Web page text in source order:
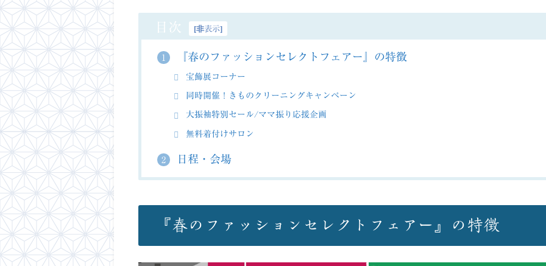
目次 [非表示]
1 『春のファッションセレクトフェアー』の特徴
宝飾展コーナー
同時開催！きものクリーニングキャンペーン
大振袖特別セール/ママ振り応援企画
無料着付けサロン
2 日程・会場
『春のファッションセレクトフェアー』の特徴